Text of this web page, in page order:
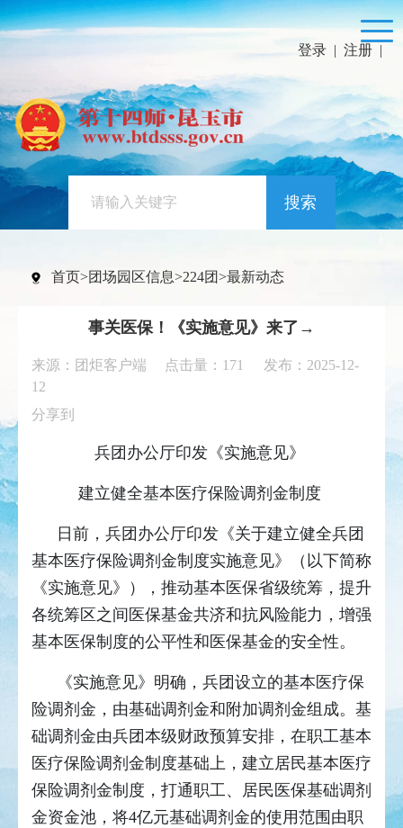
登录 | 注册 |
搜索
首页>团场园区信息>224团>最新动态
事关医保！《实施意见》来了→
来源：团炬客户端 点击量： 171
发布：2025-12-
12
分享到
兵团办公厅印发《实施意见》
建立健全基本医疗保险调剂金制度
日前，兵团办公厅印发《关于建立健全兵团
基本医疗保险调剂金制度实施意见》（以下简称
《实施意见》），推动基本医保省级统筹，提升
各统筹区之间医保基金共济和抗风险能力，增强
基本医保制度的公平性和医保基金的安全性。
《实施意见》明确，兵团设立的基本医疗保
险调剂金，由基础调剂金和附加调剂金组成。基
础调剂金由兵团本级财政预算安排，在职工基本
医疗保险调剂金制度基础上，建立居民基本医疗
保险调剂金制度，打通职工、居民医保基础调剂
金资金池，将4亿元基础调剂金的使用范围由职